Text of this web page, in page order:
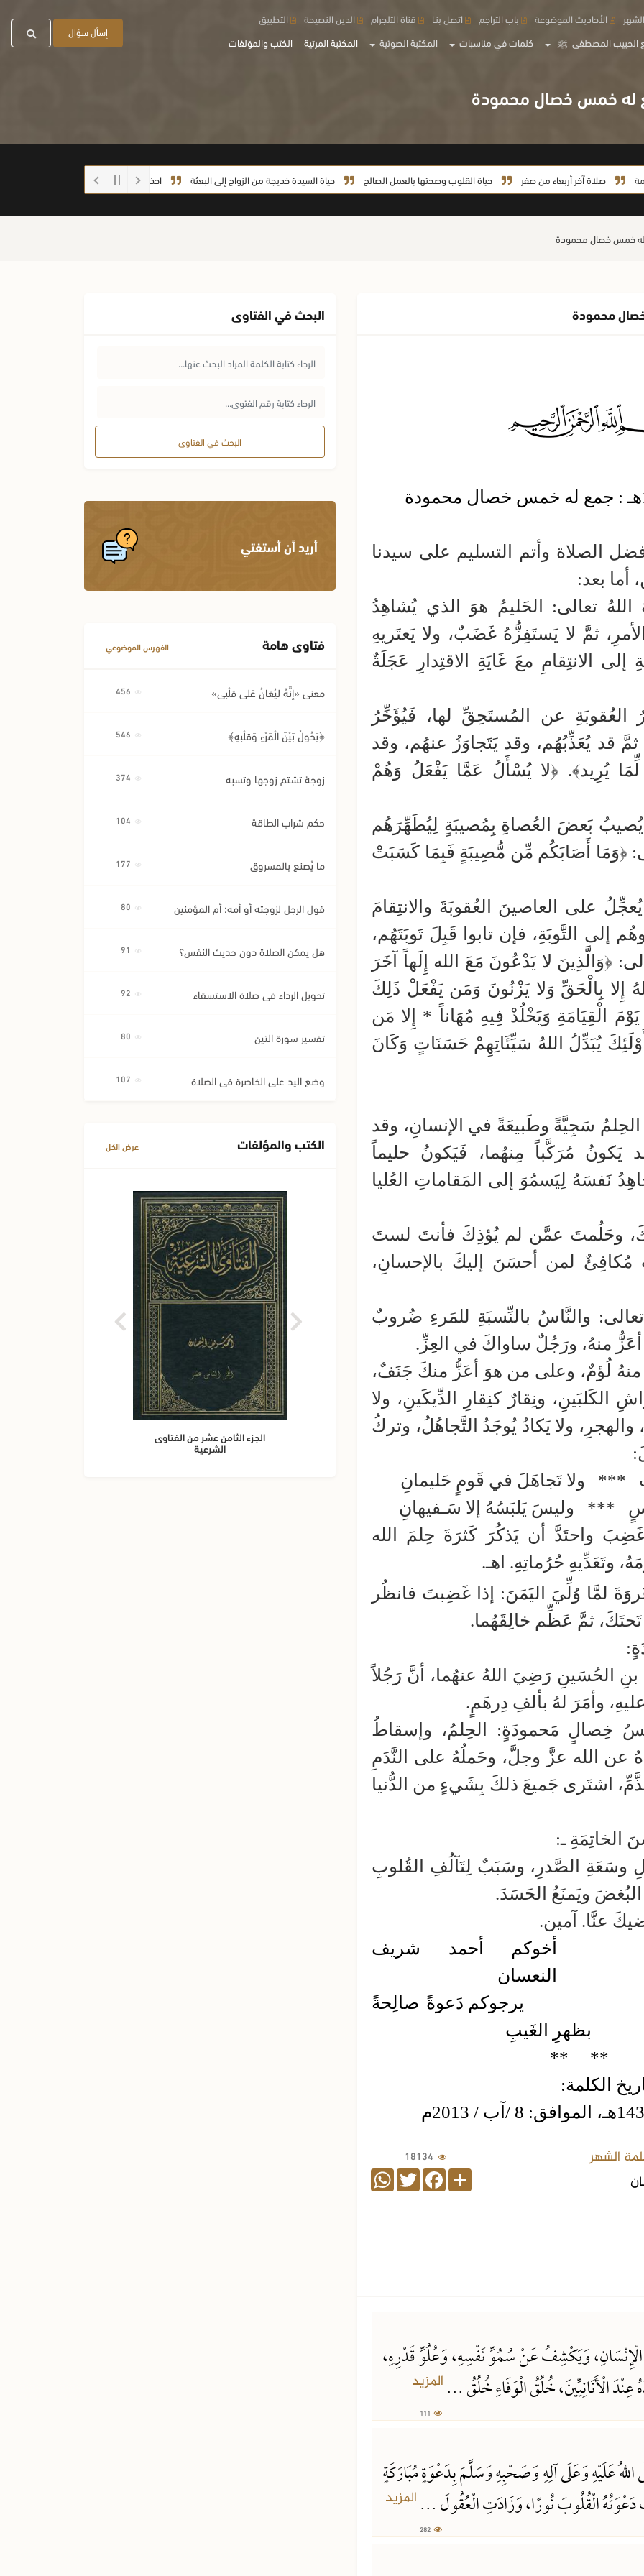
الحبيب المصطفى ﷺ كلمات في مناسبات المكتبة الصوتية المكتبة المرئية الكتب والمؤلفات
الأحاديث الموضوعة باب التراجم اتصل بنـا قناة التلجرام الدين النصيحة التطبيق
إسأل سؤال
صلاة آخر أربعاء من صفر حياة القلوب وصحتها بالعمل الصالح حياة السيدة خديجة من الزواج إلى البعثة
احذروا الغش أيها الطلاب
الصلاة وأتم التسليم على سيدنا
أما بعد:
اللهُ تعالى: الحَليمُ هوَ الذي يُشاهِدُ
ثمَّ لا يَستَفِزُّهُ غَضَبٌ، ولا يَعتَريهِ
الانتِقامِ معَ غَايَةِ الاقتِدارِ عَجَلَةٌ
العُقوبَةِ عن المُستَحِقِّ لها، فَيُؤَخِّرُ
قد يُعَذِّبُهُم، وقد يَتَجاوَزُ عنهُم، وقد
يُرِيد﴾. ﴿لا يُسْأَلُ عَمَّا يَفْعَلُ وَهُمْ
يُصيبُ بَعضَ العُصاةِ بِمُصيبَةٍ لِيُطَهِّرَهُم
﴿وَمَا أَصَابَكُم مِّن مُّصِيبَةٍ فَبِمَا كَسَبَتْ
على العاصينَ العُقوبَةَ والانتِقامَ
إلى التَّوبَةِ، فإن تابوا قَبِلَ تَوبَتَهُم،
﴿وَالَّذِينَ لا يَدْعُونَ مَعَ الله إِلَهاً آخَرَ
إِلا بِالْحَقِّ وَلا يَزْنُونَ وَمَن يَفْعَلْ ذَلِكَ
الْقِيَامَةِ وَيَخْلُدْ فِيهِ مُهَاناً * إِلا مَن
يُبَدِّلُ اللهُ سَيِّئَاتِهِمْ حَسَنَاتٍ وَكَانَ
الحِلمُ سَجِيَّةً وطَبيعَةً في الإنسانِ، وقد
يَكونُ مُرَكَّباً مِنهُما، فَيَكونُ حليماً
نَفسَهُ لِيَسمُوَ إلى المَقاماتِ العُليا
وحَلُمتَ عمَّن لم يُؤذِكَ فأنتَ لستَ
لمن أحسَنَ إليكَ بالإحسانِ،
والنَّاسُ بالنِّسبَةِ للمَرءِ ضُروبٌ
منهُ، ورَجُلٌ ساواكَ في العِزِّ.
لُؤمٌ، وعلى من هوَ أعَزُّ منكَ جَنَفٌ،
ونِقارٌ كنِقارِ الدِّيكَينِ، ولا
ولا يَكادُ يُوجَدُ التَّجاهُلُ، وتركُ
***
ولا تَجاهَلَ في قَومٍ حَليمانِ
***
وليسَ يَلبَسُهُ إلا سَـفيهانِ
واحتَدَّ أن يَذكُرَ كَثرَةَ حِلمَ الله
وتَعَدِّيهِ حُرُماتِهِ. اهـ.
لمَّا وُلِّيَ اليَمَنَ: إذا غَضِبتَ فانظُر
ثمَّ عَظِّم خالِقَهُما.
بنِ الحُسَينِ رَضِيَ اللهُ عنهُما، أنَّ رَجُلاً
وأمَرَ لهُ بألفِ دِرهَمٍ.
خِصالٍ مَحمودَةٍ: الحِلمُ، وإسقاطُ
عن الله عزَّ وجلَّ، وحَملُهُ على النَّدَمِ
اشتَرى جَميعَ ذلكَ بِشَيءٍ من الدُّنيا
الخاتِمَةِ ـ:
وسَعَةِ الصَّدرِ، وسَبَبٌ لِتَآلُفِ القُلوبِ
ويَمنَعُ الحَسَدَ.
عنَّا. آمين.
أخوكم أحمد شريف
النعسان
يرجوكم دَعوةً صالِحةً
بظهرِ الغَيبِ
**
**
الكلمة:
الشهر 18134
Share
Facebook
Twitter
WhatsApp
وَيَكْشِفُ عَنْ سُمُوِّ نَفْسِهِ، وَعُلُوِّ قَدْرِهِ،
الْأَنَانِيِّينَ، خُلُقُ الْوَفَاءِ خُلُقُ ... المزيد
282 مشاهدة
اللهُ عَلَيْهِ وَعَلَى آلِهِ وَصَحْبِهِ وَسَلَّمَ بِدَعْوَةٍ مُبَارَكَةٍ
دَعْوَتُهُ الْقُلُوبَ نُورًا، وَزَادَتِ الْعُقُولَ ... المزيد
282
438 مشاهدة
البحث في الفتاوى
البحث في الفتاوى
أريد أن أستفتي
فتاوى هامة الفهرس الموضوعي
معنى «إِنَّهُ لَيُغَانُ عَلَى قَلْبِي»
﴿يَحُولُ بَيْنَ الْمَرْءِ وَقَلْبِهِ﴾
زوجة تشتم زوجها وتسبه
حكم شراب الطاقة
ما يُصنع بالمسروق
قول الرجل لزوجته أو أمه: أم المؤمنين
هل يمكن الصلاة دون حديث النفس؟
تحويل الرداء في صلاة الاستسقاء
تفسير سورة التين
وضع اليد على الخاصرة في الصلاة
الكتب والمؤلفات عرض الكل
الجزء الحادي عشر من الفتاوى الجزء الثامن عشر من الفتاوى
الشرعية